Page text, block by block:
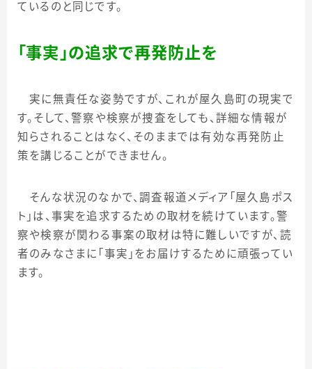
ているのと同じです。
「事実」の追求で再発防止を
実に無責任な姿勢ですが、これが屋久島町の現実で
す。そして、警察や検察が捜査をしても、詳細な情報が
知らされることはなく、そのままでは有効な再発防止
策を講じることができません。
そんな状況のなかで、調査報道メディア「屋久島ポス
ト」は、事実を追求するための取材を続けています。警
察や検察が関わる事案の取材は特に難しいですが、読
者のみなさまに「事実」をお届けするために頑張ってい
ます。